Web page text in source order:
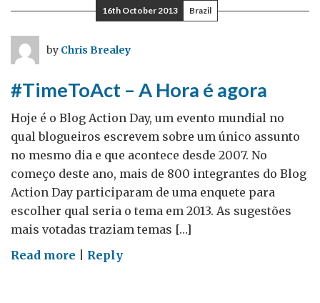
ciberespaço
16th October 2013 Brazil
by Chris Brealey
#TimeToAct – A Hora é agora
Hoje é o Blog Action Day, um evento mundial no
qual blogueiros escrevem sobre um único assunto
no mesmo dia e que acontece desde 2007. No
começo deste ano, mais de 800 integrantes do Blog
Action Day participaram de uma enquete para
escolher qual seria o tema em 2013. As sugestões
mais votadas traziam temas […]
Read more onReply